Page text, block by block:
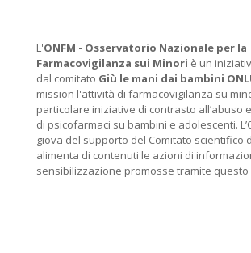
L'ONFM - Osservatorio Nazionale per la
Farmacovigilanza sui Minori è un
dal comitato Giù le mani dai bambini
mission l'attività di farmacovigilanza su
particolare iniziative di contrasto all’abuso
di psicofarmaci su bambini e adolescenti.
giova del supporto del Comitato scientifico
alimenta di contenuti le azioni di
sensibilizzazione promosse tramite